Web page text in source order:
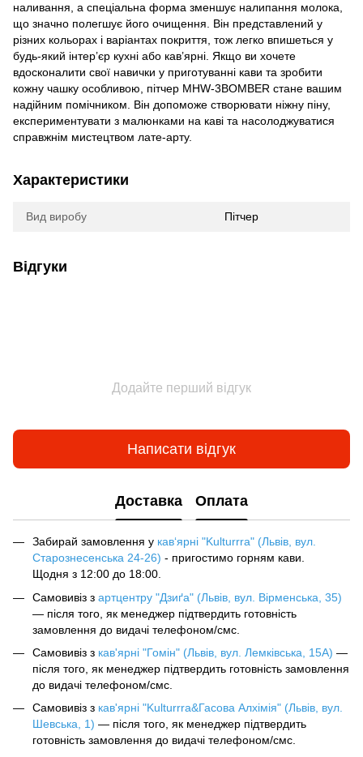
наливання, а спеціальна форма зменшує налипання молока,
що значно полегшує його очищення. Він представлений у
різних кольорах і варіантах покриття, тож легко впишеться у
будь-який інтер’єр кухні або кав’ярні. Якщо ви хочете
вдосконалити свої навички у приготуванні кави та зробити
кожну чашку особливою, пітчер MHW-3BOMBER стане вашим
надійним помічником. Він допоможе створювати ніжну піну,
експериментувати з малюнками на каві та насолоджуватися
справжнім мистецтвом лате-арту.
Характеристики
Вид виробу Пітчер
Відгуки
Додайте перший відгук
Написати відгук
Доставка Оплата
Забирай замовлення у кав‘ярні "Kulturrra" (Львів, вул.
Старознесенська 24-26) - пригостимо горням кави.
Щодня з 12:00 до 18:00.
Самовивіз з артцентру "Дзиґа" (Львів, вул. Вірменська, 35)
— після того, як менеджер підтвердить готовність
замовлення до видачі телефоном/смс.
Самовивіз з кав'ярні "Гомін" (Львів, вул. Лемківська, 15А) —
після того, як менеджер підтвердить готовність замовлення
до видачі телефоном/смс.
Самовивіз з кав'ярні "Kulturrra&Гасова Алхімія" (Львів, вул.
Шевська, 1) — після того, як менеджер підтвердить
готовність замовлення до видачі телефоном/смс.